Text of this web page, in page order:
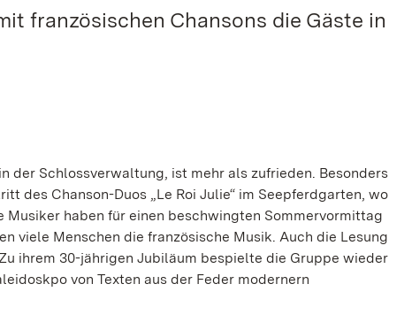
französischen Chansons die Gäste in
der Schlossverwaltung, ist mehr als zufrieden. Besonders
des Chanson-Duos „Le Roi Julie“ im Seepferdgarten, wo
haben für einen beschwingten Sommervormittag
viele Menschen die französische Musik. Auch die Lesung
ihrem 30-jährigen Jubiläum bespielte die Gruppe wieder
von Texten aus der Feder modernern